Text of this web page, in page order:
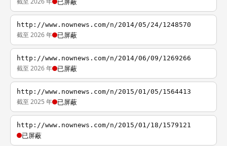
http://www.nownews.com/n/2014/05/24/1248570
截至 2026 年 已屏蔽
http://www.nownews.com/n/2014/06/09/1269266
截至 2026 年 已屏蔽
http://www.nownews.com/n/2015/01/05/1564413
截至 2025 年 已屏蔽
http://www.nownews.com/n/2015/01/18/1579121
已屏蔽